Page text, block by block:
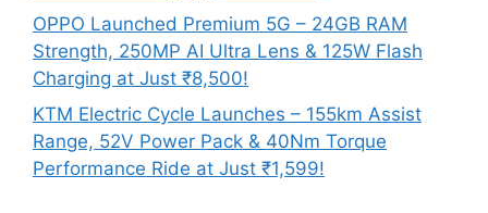
OPPO Launched Premium 5G – 24GB RAM
Strength, 250MP AI Ultra Lens & 125W Flash
Charging at Just ₹8,500!
KTM Electric Cycle Launches – 155km Assist
Range, 52V Power Pack & 40Nm Torque
Performance Ride at Just ₹1,599!